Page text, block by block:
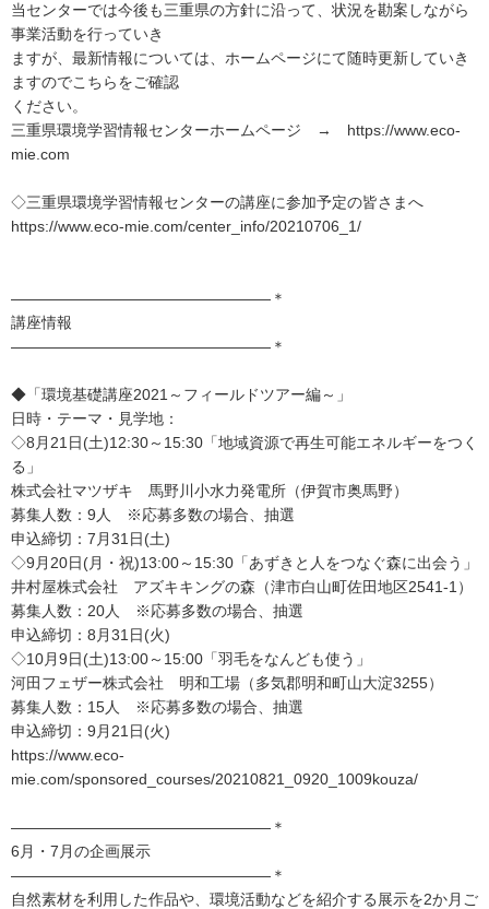
当センターでは今後も三重県の方針に沿って、状況を勘案しながら
事業活動を行っていき
ますが、最新情報については、ホームページにて随時更新していき
ますのでこちらをご確認
ください。
三重県環境学習情報センターホームページ → https://www.eco-
mie.com
◇三重県環境学習情報センターの講座に参加予定の皆さまへ
https://www.eco-mie.com/center_info/20210706_1/
―――――――――――――――――＊
講座情報
―――――――――――――――――＊
◆「環境基礎講座2021～フィールドツアー編～」
日時・テーマ・見学地：
◇8月21日(土)12:30～15:30「地域資源で再生可能エネルギーをつく
る」
株式会社マツザキ 馬野川小水力発電所（伊賀市奥馬野）
募集人数：9人 ※応募多数の場合、抽選
申込締切：7月31日(土)
◇9月20日(月・祝)13:00～15:30「あずきと人をつなぐ森に出会う」
井村屋株式会社 アズキキングの森（津市白山町佐田地区2541-1）
募集人数：20人 ※応募多数の場合、抽選
申込締切：8月31日(火)
◇10月9日(土)13:00～15:00「羽毛をなんども使う」
河田フェザー株式会社 明和工場（多気郡明和町山大淀3255）
募集人数：15人 ※応募多数の場合、抽選
申込締切：9月21日(火)
https://www.eco-
mie.com/sponsored_courses/20210821_0920_1009kouza/
―――――――――――――――――＊
6月・7月の企画展示
―――――――――――――――――＊
自然素材を利用した作品や、環境活動などを紹介する展示を2か月ご